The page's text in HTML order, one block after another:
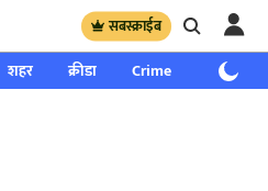
सबस्क्राईब
शहर क्रीडा Crime साप्ताहिक